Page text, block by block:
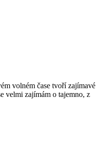
volném čase tvoří zajímavé
velmi zajímám o tajemno, z